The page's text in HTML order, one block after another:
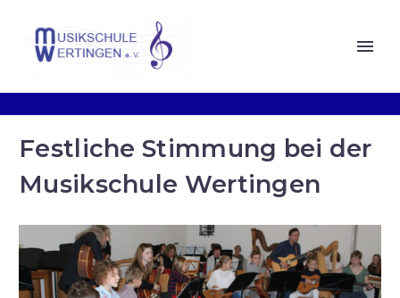
Festliche Stimmung bei der
Musikschule Wertingen